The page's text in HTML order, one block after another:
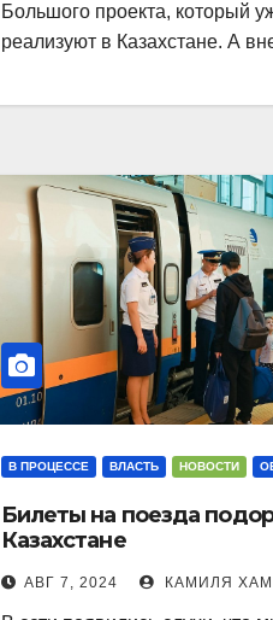
Большого проекта, который
реализуют в Казахстане. А
В ПРОЦЕССЕ ВЛАСТЬ НОВОСТИ
Билеты на поезда
Казахстане
АВГ 7, 2024 КАМИЛЯ